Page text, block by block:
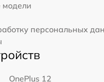
модели
персональных
OnePlus 12